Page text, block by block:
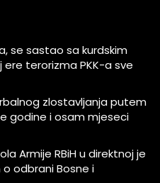
se sastao sa kurdskim
terorizma PKK-a sve
zlostavljanja putem
godine i osam mjeseci
Armije RBiH u direktnoj je
odbrani Bosne i